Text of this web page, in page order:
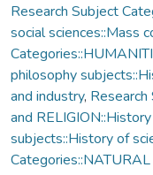
Research Subject
social sciences::Mass
philosophy
and industry,
and
subjects::History of
Categories::NATURAL